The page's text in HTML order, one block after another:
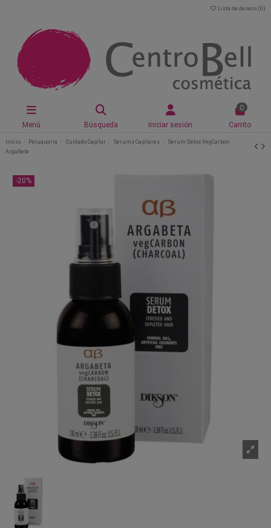
Lista de deseos (0 )
Menú Búsqueda Iniciar sesión
0
Carrito
Inicio Peluquería Cuidado Capilar Serums Capilares
Serum Detox VegCarbon
ArgaBeta
-20%